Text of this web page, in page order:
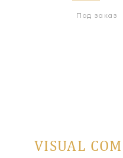
Под заказ
VISUAL